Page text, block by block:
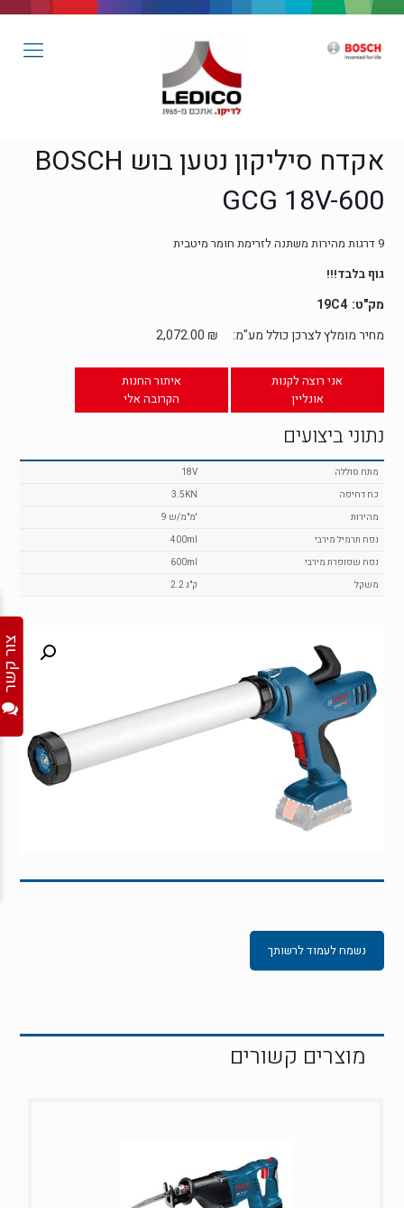
אקדח סיליקון נטען בוש BOSCH
GCG 18V-600
9 דרגות מהירות משתנה לזרימת חומר מיטבית
גוף בלבד!!!
19C4
מחיר מומלץ לצרכן כולל מע"מ:
2,072.00 ₪
אני רוצה לקנות
אונליין
איתור החנות
הקרובה אלי
נתוני ביצועים
18V
מתח סוללה
3.5KN
כח דחיפה
9 מ"מ/ש'
מהירות
400ml
נפח תרמיל מירבי
600ml
נפח שפופרת מירבי
2.2 ק"ג
משקל
נשמח לעמוד לרשותך